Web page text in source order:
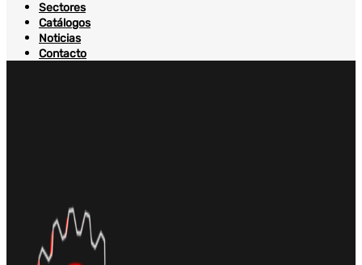
Sectores
Catálogos
Noticias
Contacto